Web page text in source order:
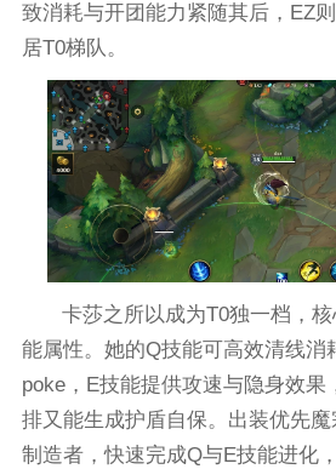
致消耗与开团能力紧随其后，EZ
居T0梯队。
卡莎之所以成为T0独一档，
能属性。她的Q技能可高效清线消
poke，E技能提供攻速与隐身效果
排又能生成护盾自保。出装优先
制造者，快速完成Q与E技能进化